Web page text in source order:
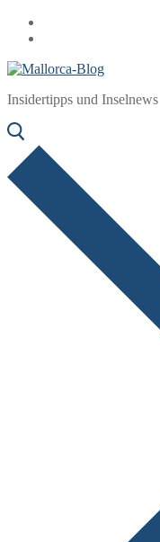
Zum
Inhalt
Menü
Schließen
Insidertipps und Inselnews